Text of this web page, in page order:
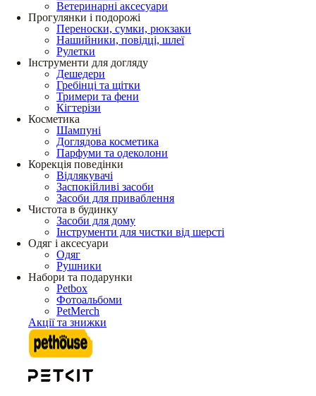
Ветеринарні аксесуари
Прогулянки і подорожі
Переноски, сумки, рюкзаки
Нашийники, повідці, шлеї
Рулетки
Інструменти для догляду
Дешедери
Гребінці та щітки
Тримери та фени
Кігтерізи
Косметика
Шампуні
Доглядова косметика
Парфуми та одеколони
Корекція поведінки
Відлякувачі
Заспокійливі засоби
Засоби для приваблення
Чистота в будинку
Засоби для дому
Інструменти для чистки від шерсті
Одяг і аксесуари
Одяг
Рушники
Набори та подарунки
Petbox
Фотоальбоми
PetMerch
Акції та знижки